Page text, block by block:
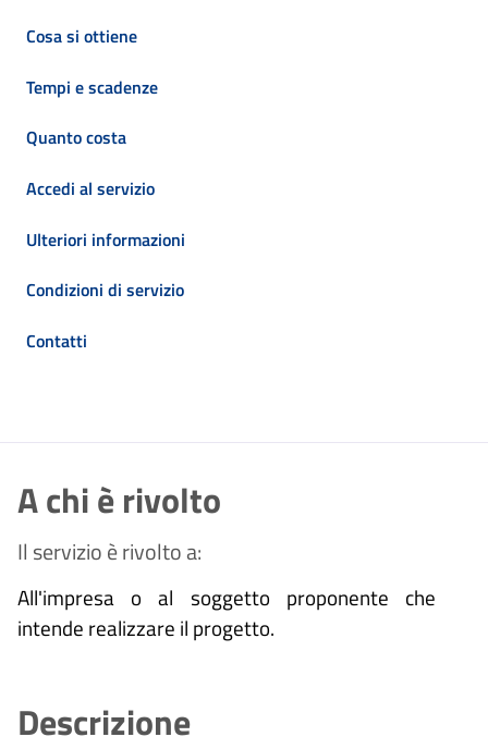
Cosa si ottiene
Tempi e scadenze
Quanto costa
Accedi al servizio
Ulteriori informazioni
Condizioni di servizio
Contatti
A chi è rivolto
Il servizio è rivolto a:
All'impresa o al soggetto proponente che
intende realizzare il progetto.
Descrizione